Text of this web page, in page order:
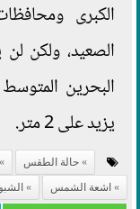
الكبرى
الصعيد، ولكن
البحرين
يزيد على 2 متر.
حالة الطقس
اشعة الشمس